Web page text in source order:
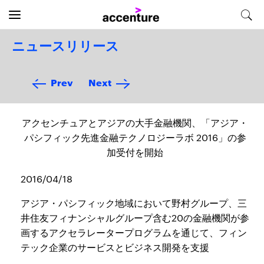
ニュースリリース
Prev Next
アクセンチュアとアジアの大手金融機関、「アジア・
パシフィック先進金融テクノロジーラボ 2016」の参
加受付を開始
2016/04/18
アジア・パシフィック地域において野村グループ、三
井住友フィナンシャルグループ含む20の金融機関が参
画するアクセラレータープログラムを通じて、フィン
テック企業のサービスとビジネス開発を支援